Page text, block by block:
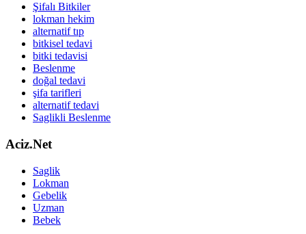
Şifalı Bitkiler
lokman hekim
alternatif tıp
bitkisel tedavi
bitki tedavisi
Beslenme
doğal tedavi
şifa tarifleri
alternatif tedavi
Saglikli Beslenme
Aciz.Net
Saglik
Lokman
Gebelik
Uzman
Bebek